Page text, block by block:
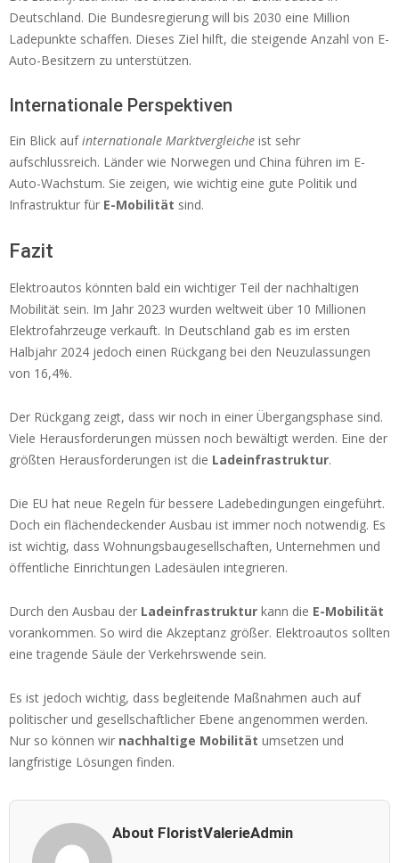
Deutschland. Die Bundesregierung will bis 2030 eine Million
Ladepunkte schaffen. Dieses Ziel hilft, die steigende Anzahl von E-
Auto-Besitzern zu unterstützen.
Internationale Perspektiven
Ein Blick aufinternationale Marktvergleiche ist sehr
aufschlussreich. Länder wie Norwegen und China führen im E-
Auto-Wachstum. Sie zeigen, wie wichtig eine gute Politik und
Infrastruktur für E-Mobilität sind.
Fazit
Elektroautos könnten bald ein wichtiger Teil der nachhaltigen
Mobilität sein. Im Jahr 2023 wurden weltweit über 10 Millionen
Elektrofahrzeuge verkauft. In Deutschland gab es im ersten
Halbjahr 2024 jedoch einen Rückgang bei den Neuzulassungen
von 16,4%.
Der Rückgang zeigt, dass wir noch in einer Übergangsphase sind.
Viele Herausforderungen müssen noch bewältigt werden. Eine der
größten Herausforderungen ist die Ladeinfrastruktur.
Die EU hat neue Regeln für bessere Ladebedingungen eingeführt.
Doch ein flächendeckender Ausbau ist immer noch notwendig. Es
ist wichtig, dass Wohnungsbaugesellschaften, Unternehmen und
öffentliche Einrichtungen Ladesäulen integrieren.
Durch den Ausbau der Ladeinfrastruktur kann die E-Mobilität
vorankommen. So wird die Akzeptanz größer. Elektroautos sollten
eine tragende Säule der Verkehrswende sein.
Es ist jedoch wichtig, dass begleitende Maßnahmen auch auf
politischer und gesellschaftlicher Ebene angenommen werden.
Nur so können wir nachhaltige Mobilität umsetzen und
langfristige Lösungen finden.
About FloristValerieAdmin